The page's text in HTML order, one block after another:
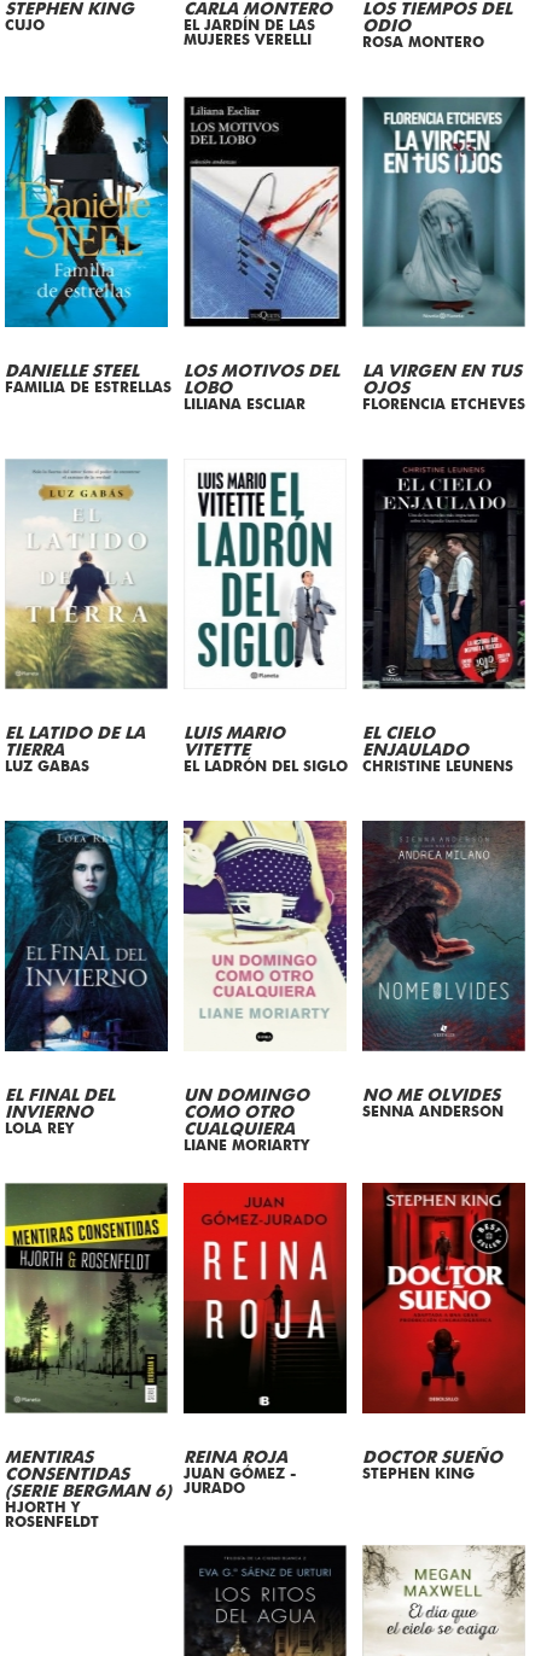
STEPHEN KING
CUJO
CARLA MONTERO
EL JARDÍN DE LAS
MUJERES VERELLI
LOS TIEMPOS DEL
ODIO
ROSA MONTERO
DANIELLE STEEL
FAMILIA DE ESTRELLAS
LOS MOTIVOS DEL
LOBO
LILIANA ESCLIAR
LA VIRGEN EN TUS
OJOS
FLORENCIA ETCHEVES
EL LATIDO DE LA
TIERRA
LUZ GABAS
LUIS MARIO
VITETTE
EL LADRÓN DEL SIGLO
EL CIELO
ENJAULADO
CHRISTINE LEUNENS
EL FINAL DEL
INVIERNO
LOLA REY
UN DOMINGO
COMO OTRO
CUALQUIERA
LIANE MORIARTY
NO ME OLVIDES
SENNA ANDERSON
MENTIRAS
CONSENTIDAS
(SERIE BERGMAN 6)
HJORTH Y
ROSENFELDT
REINA ROJA
JUAN GÓMEZ -
JURADO
DOCTOR SUEÑO
STEPHEN KING